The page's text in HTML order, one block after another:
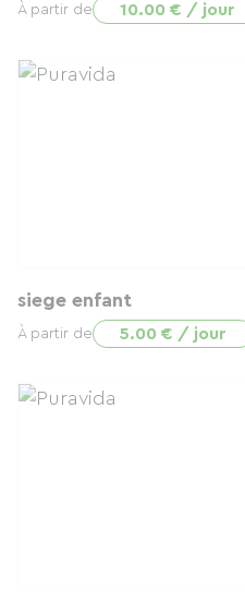
À partir de 10.00 € / jour
siege enfant
À partir de 5.00 € / jour